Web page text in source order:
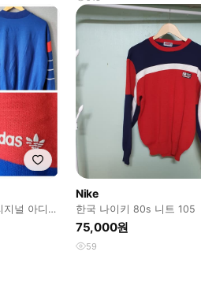
널 아디다
Nike
한국 나이키 80s 니트 105
75,000원
59